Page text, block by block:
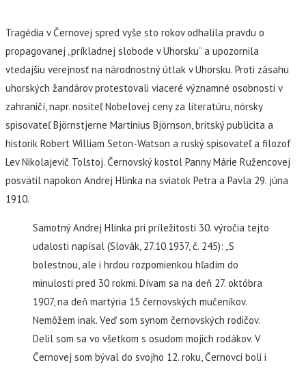
Tragédia v Černovej spred vyše sto rokov odhalila pravdu o
propagovanej „príkladnej slobode v Uhorsku“ a upozornila
vtedajšiu verejnosť na národnostný útlak v Uhorsku. Proti zásahu
uhorských žandárov protestovali viaceré významné osobnosti v
zahraničí, napr. nositeľ Nobelovej ceny za literatúru, nórsky
spisovateľ Björnstjerne Martinius Björnson, britský publicita a
historik Robert William Seton-Watson a ruský spisovateľ a filozof
Lev Nikolajevič Tolstoj. Černovský kostol Panny Márie Ružencovej
posvätil napokon Andrej Hlinka na sviatok Petra a Pavla 29. júna
1910.
Samotný Andrej Hlinka pri príležitosti 30. výročia tejto
udalosti napísal (Slovák, 27.10.1937, č. 245): „S
bolestnou, ale i hrdou rozpomienkou hľadím do
minulosti pred 30 rokmi. Dívam sa na deň 27. októbra
1907, na deň martýria 15 černovských mučeníkov.
Nemôžem inak. Veď som synom černovských rodičov.
Delil som sa vo všetkom s osudom mojich rodákov. V
Černovej som býval do svojho 12. roku, Černovci boli i